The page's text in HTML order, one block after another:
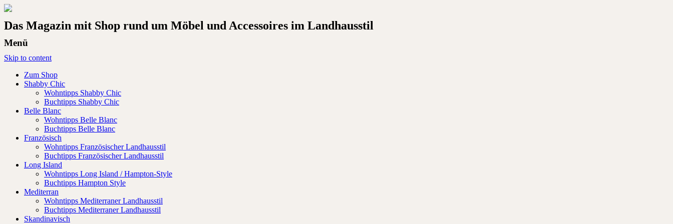
Das Magazin mit Shop rund um Möbel und Accessoires im Landhausstil
Menü
Skip to content
Zum Shop
Shabby Chic
Wohntipps Shabby Chic
Buchtipps Shabby Chic
Belle Blanc
Wohntipps Belle Blanc
Buchtipps Belle Blanc
Französisch
Wohntipps Französischer Landhausstil
Buchtipps Französischer Landhausstil
Long Island
Wohntipps Long Island / Hampton-Style
Buchtipps Hampton Style
Mediterran
Wohntipps Mediterraner Landhausstil
Buchtipps Mediterraner Landhausstil
Skandinavisch